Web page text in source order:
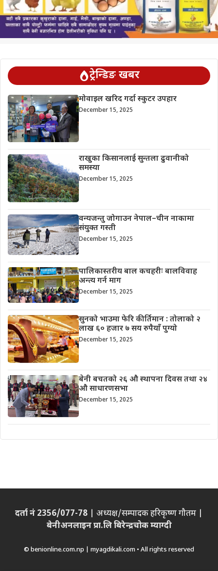
ट्रेन्डिङ खबर
मोवाइल खरिद गर्दा स्कुटर उपहार
December 15, 2025
राखुका किसानलाई सुन्तला ढुवानीको
समस्या
December 15, 2025
वन्यजन्तु जोगाउन नेपाल–चीन नाकामा
संयुक्त गस्ती
December 15, 2025
पालिकास्तरीय बाल कचहरीः बालविवाह
अन्त्य गर्न माग
December 15, 2025
सुनको भाउमा फेरि कीर्तिमान : तोलाको २
लाख ६० हजार ७ सय रुपैयाँ पुग्यो
December 15, 2025
बेनी बचतको २६ औ स्थापना दिवस तथा २४
औ साधारणसभा
December 15, 2025
दर्ता नं 2356/077-78 | अध्यक्ष/सम्पादक हरिकृष्ण गौतम |
बेनीअनलाइन प्रा.लि बिरेन्द्रचोक म्याग्दी
© benionline.com.np | myagdikali.com • All rights reserved